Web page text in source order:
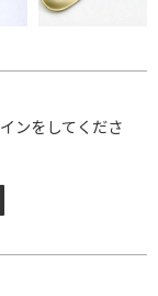
ンをしてくださ